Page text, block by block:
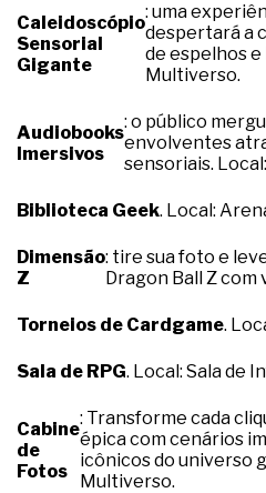
Caleidoscópio
Sensorial
Gigante
: uma
despertará a
de espelhos e
Multiverso.
Audiobooks
Imersivos
: o público
envolventes
sensoriais.
Biblioteca Geek. Local:
Dimensão
Z
: tire sua foto e
Dragon Ball Z
Torneios de Cardgame.
Sala de RPG. Local: Sala de
Cabine
de
Fotos
: Transforme cada
épica com cenários
icônicos do universo
Multiverso.